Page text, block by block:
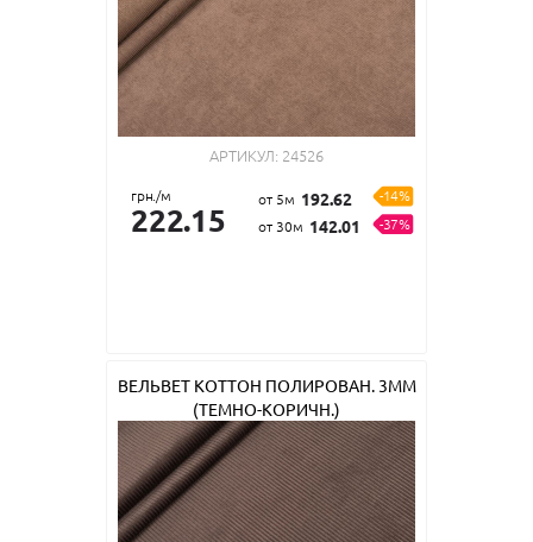
АРТИКУЛ: 24526
грн./м
222.15
от 5м 192.62
-14%
от 30м 142.01 -37%
ВЕЛЬВЕТ КОТТОН ПОЛИРОВАН. 3ММ
(ТЕМНО-КОРИЧН.)